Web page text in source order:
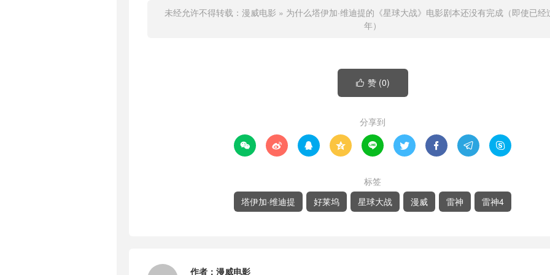
未经允许不得转载： 漫威电影 » 为什么塔伊加·维迪提的《星球大战》电影剧本还没有完成（即使已经
年）
 赞 (0)
分享到
        
标签
塔伊加·维迪提
好莱坞 星球大战 漫威 雷神 雷神4
作者： 漫威电影